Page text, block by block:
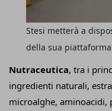
Nutraceutica, tra i
ingredienti naturali,
microalghe,
Stesi metterà a
della sua